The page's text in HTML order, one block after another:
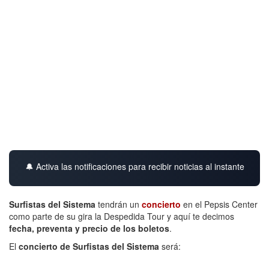
🔔 Activa las notificaciones para recibir noticias al instante
Surfistas del Sistema tendrán un concierto en el Pepsis Center
como parte de su gira la Despedida Tour y aquí te decimos
fecha, preventa y precio de los boletos.
El concierto de Surfistas del Sistema será: